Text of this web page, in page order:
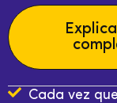
Cada vez